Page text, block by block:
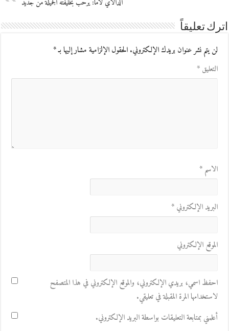
الدالاي لاما: يرحب بخليفته الجميلة من جديد
اترك تعليقاً
لن يتم نشر عنوان بريدك الإلكتروني.الحقول الإلزامية مشار إليها بـ*
التعليق*
الاسم*
البريد الإلكتروني*
الموقع الإلكتروني
احفظ اسمي، بريدي الإلكتروني، والموقع الإلكتروني في هذا المتصفح
لاستخدامها المرة المقبلة في تعليقي.
أعلمني بمتابعة التعليقات بواسطة البريد الإلكتروني.